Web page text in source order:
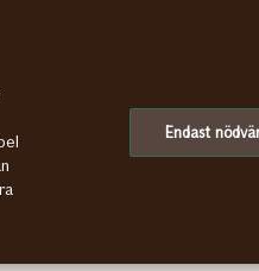
stormen
Endast